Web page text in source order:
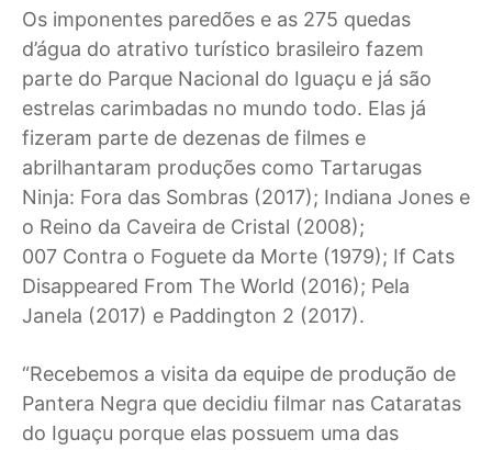
Os imponentes paredões e as 275 quedas
d’água do atrativo turístico brasileiro fazem
parte do Parque Nacional do Iguaçu e já são
estrelas carimbadas no mundo todo. Elas já
fizeram parte de dezenas de filmes e
abrilhantaram produções como Tartarugas
Ninja: Fora das Sombras (2017); Indiana Jones e
o Reino da Caveira de Cristal (2008);
007 Contra o Foguete da Morte (1979); If Cats
Disappeared From The World (2016); Pela
Janela (2017) e Paddington 2 (2017).
“Recebemos a visita da equipe de produção de
Pantera Negra que decidiu filmar nas Cataratas
do Iguaçu porque elas possuem uma das